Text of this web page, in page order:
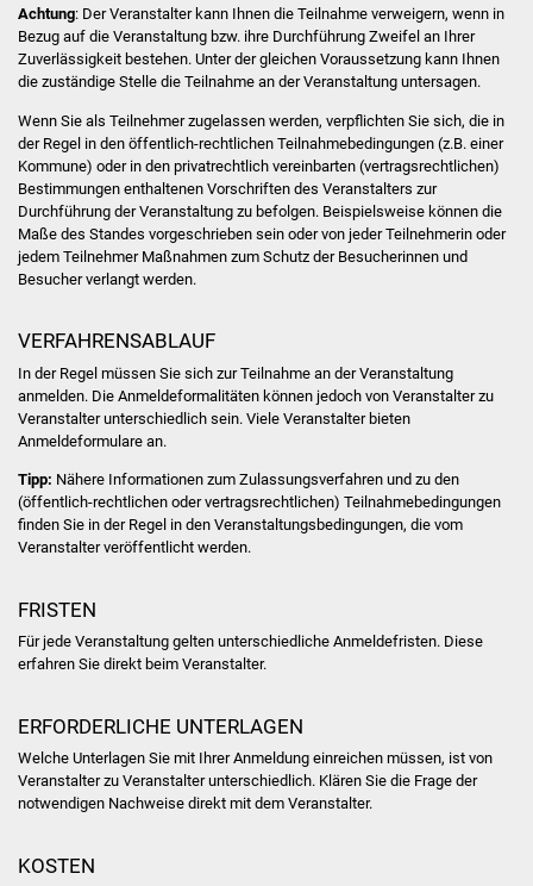
Formulare
Bürgerinfos
Bildung
Schulen
Kindergärten
Volkshochschule
Soziale Einrichtungen
Kirchen
Lokale Agenda
Fachteam Jugend
Familienzentrum
Stadtwerke
Achtung: Der Veranstalter kann Ihnen die Teilnahme verweigern, wenn in
Bezug auf die Veranstaltung bzw. ihre Durchführung Zweifel an Ihrer
Zuverlässigkeit bestehen. Unter der gleichen Voraussetzung kann Ihnen
die zuständige Stelle die Teilnahme an der Veranstaltung untersagen.
Wenn Sie als Teilnehmer zugelassen werden, verpflichten Sie sich, die in
der Regel in den öffentlich-rechtlichen Teilnahmebedingungen (z.B. einer
Kommune) oder in den privatrechtlich vereinbarten (vertragsrechtlichen)
Bestimmungen enthaltenen Vorschriften des Veranstalters zur
Durchführung der Veranstaltung zu befolgen. Beispielsweise können die
Maße des Standes vorgeschrieben sein oder von jeder Teilnehmerin oder
jedem Teilnehmer Maßnahmen zum Schutz der Besucherinnen und
Besucher verlangt werden.
VERFAHRENSABLAUF
In der Regel müssen Sie sich zur Teilnahme an der Veranstaltung
anmelden. Die Anmeldeformalitäten können jedoch von Veranstalter zu
Veranstalter unterschiedlich sein. Viele Veranstalter bieten
Anmeldeformulare an.
Tipp: Nähere Informationen zum Zulassungsverfahren und zu den
(öffentlich-rechtlichen oder vertragsrechtlichen) Teilnahmebedingungen
finden Sie in der Regel in den Veranstaltungsbedingungen, die vom
Veranstalter veröffentlicht werden.
FRISTEN
Für jede Veranstaltung gelten unterschiedliche Anmeldefristen. Diese
erfahren Sie direkt beim Veranstalter.
ERFORDERLICHE UNTERLAGEN
Welche Unterlagen Sie mit Ihrer Anmeldung einreichen müssen, ist von
Veranstalter zu Veranstalter unterschiedlich. Klären Sie die Frage der
notwendigen Nachweise direkt mit dem Veranstalter.
KOSTEN